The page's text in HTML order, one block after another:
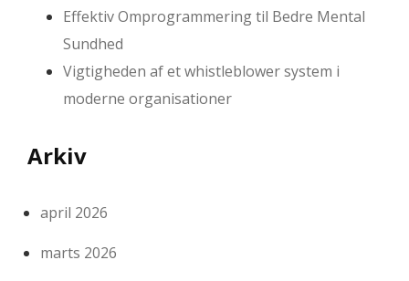
Effektiv Omprogrammering til Bedre Mental
Sundhed
Vigtigheden af et whistleblower system i
moderne organisationer
Arkiv
april 2026
marts 2026